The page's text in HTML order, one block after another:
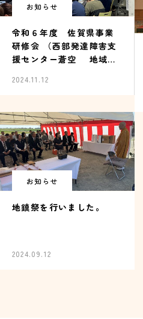
お知らせ
令和６年度 佐賀県事業
研修会 （西部発達障害支
援センター蒼空 地域啓
2024.11.12
お知らせ
地鎮祭を行いました。
2024.09.12